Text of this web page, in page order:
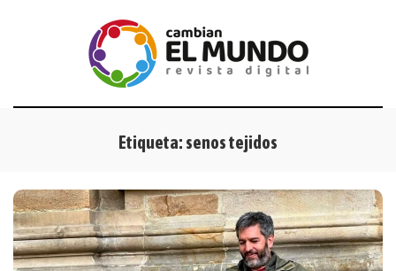
Etiqueta: senos tejidos